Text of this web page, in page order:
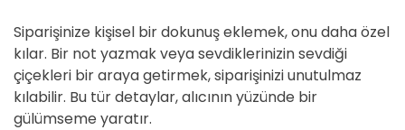
Siparişinize kişisel bir dokunuş eklemek, onu daha özel
kılar. Bir not yazmak veya sevdiklerinizin sevdiği
çiçekleri bir araya getirmek, siparişinizi unutulmaz
kılabilir. Bu tür detaylar, alıcının yüzünde bir
gülümseme yaratır.